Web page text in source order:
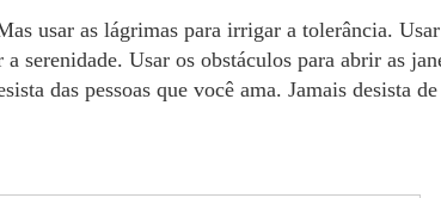
usar as lágrimas para irrigar a tolerância.
serenidade. Usar os obstáculos para abrir as
das pessoas que você ama. Jamais desista